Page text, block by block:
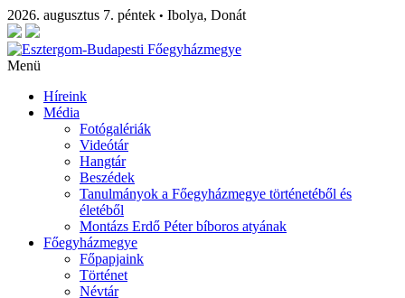
2026. augusztus 7. péntek • Ibolya, Donát
Menü
Híreink
Média
Fotógalériák
Videótár
Hangtár
Beszédek
Tanulmányok a Főegyházmegye történetéből és
életéből
Montázs Erdő Péter bíboros atyának
Főegyházmegye
Főpapjaink
Történet
Névtár